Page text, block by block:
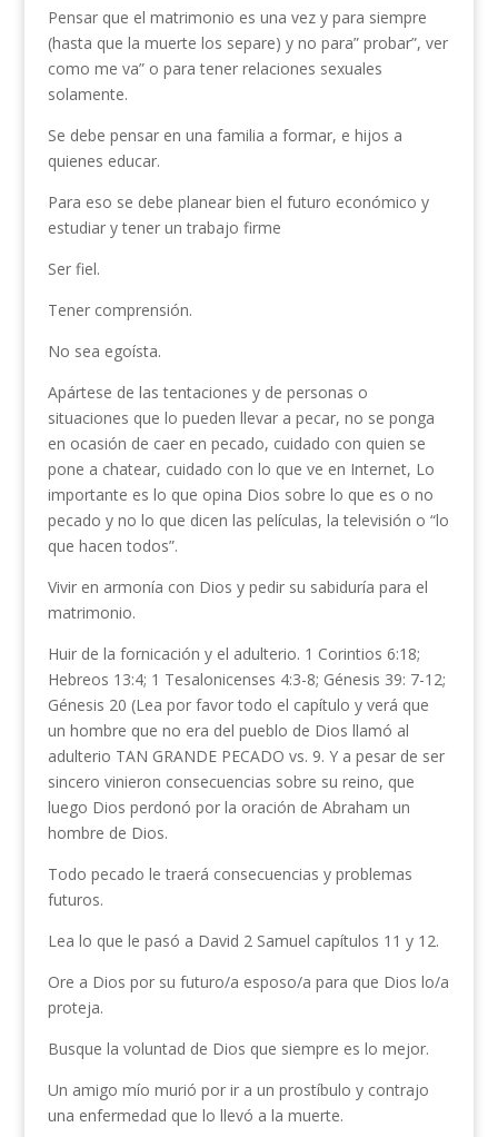
Pensar que el matrimonio es una vez y para siempre
(hasta que la muerte los separe) y no para” probar”, ver
como me va” o para tener relaciones sexuales
solamente.
Se debe pensar en una familia a formar, e hijos a
quienes educar.
Para eso se debe planear bien el futuro económico y
estudiar y tener un trabajo firme
Ser fiel.
Tener comprensión.
No sea egoísta.
Apártese de las tentaciones y de personas o
situaciones que lo pueden llevar a pecar, no se ponga
en ocasión de caer en pecado, cuidado con quien se
pone a chatear, cuidado con lo que ve en Internet, Lo
importante es lo que opina Dios sobre lo que es o no
pecado y no lo que dicen las películas, la televisión o “lo
que hacen todos”.
Vivir en armonía con Dios y pedir su sabiduría para el
matrimonio.
Huir de la fornicación y el adulterio. 1 Corintios 6:18;
Hebreos 13:4; 1 Tesalonicenses 4:3-8; Génesis 39: 7-12;
Génesis 20 (Lea por favor todo el capítulo y verá que
un hombre que no era del pueblo de Dios llamó al
adulterio TAN GRANDE PECADO vs. 9. Y a pesar de ser
sincero vinieron consecuencias sobre su reino, que
luego Dios perdonó por la oración de Abraham un
hombre de Dios.
Todo pecado le traerá consecuencias y problemas
futuros.
Lea lo que le pasó a David 2 Samuel capítulos 11 y 12.
Ore a Dios por su futuro/a esposo/a para que Dios lo/a
proteja.
Busque la voluntad de Dios que siempre es lo mejor.
Un amigo mío murió por ir a un prostíbulo y contrajo
una enfermedad que lo llevó a la muerte.